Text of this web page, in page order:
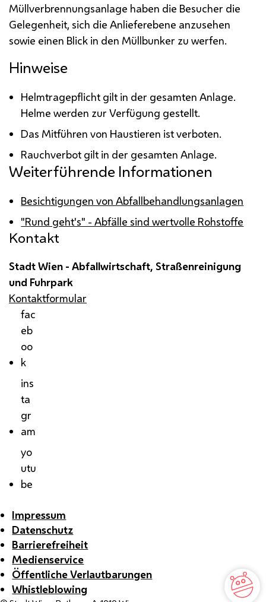
Müllverbrennungsanlage haben die Besucher die
Gelegenheit, sich die Anlieferebene anzusehen
sowie einen Blick in den Müllbunker zu werfen.
Hinweise
Helmtragepflicht gilt in der gesamten Anlage.
Helme werden zur Verfügung gestellt.
Das Mitführen von Haustieren ist verboten.
Rauchverbot gilt in der gesamten Anlage.
Weiterführende Informationen
Besichtigungen von Abfallbehandlungsanlagen
"Rund geht's" - Abfälle sind wertvolle Rohstoffe
Kontakt
Stadt Wien - Abfallwirtschaft, Straßenreinigung
und Fuhrpark
Kontaktformular
fac
eb
oo
k
ins
ta
gr
am
yo
utu
be
Impressum
Datenschutz
Barrierefreiheit
Medienservice
Öffentliche Verlautbarungen
Whistleblowing